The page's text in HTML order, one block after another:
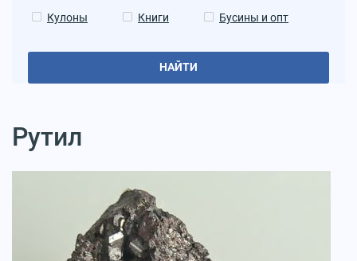
Кулоны
Книги Бусины и опт
НАЙТИ
Рутил